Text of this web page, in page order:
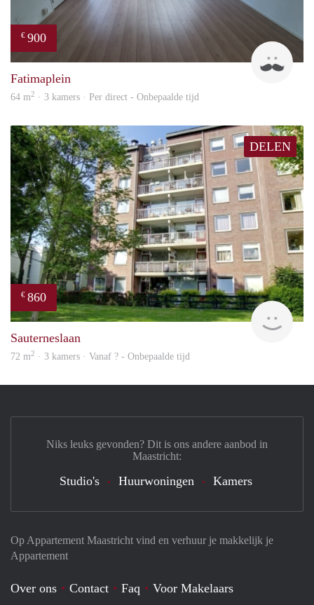
€ 900
Fatimaplein
64 m2 · 3 kamers · Per direct - Onbepaalde tijd
DELEN
€ 860
Sauterneslaan
72 m2 · 3 kamers · Vanaf ? - Onbepaalde tijd
Op Appartement Maastricht vind en verhuur je makkelijk je
Appartement
Over ons Contact Faq Voor Makelaars
Niks leuks gevonden? Dit is ons andere aanbod in
Maastricht:
Studio's Huurwoningen Kamers